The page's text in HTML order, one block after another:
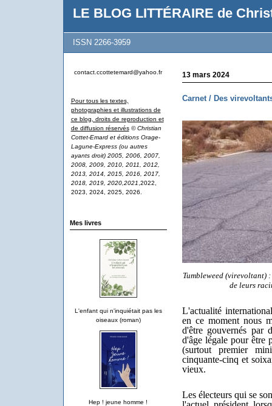
LE BLOG LITTÉRAIRE de
ISSN 2266-3959
contact.ccottetemard@yahoo.fr
Pour tous les textes,
photographies et illustrations de
ce blog, droits de reproduction et
de diffusion réservés © Christian
Cottet-Emard et éditions Orage-
Lagune-Express (ou autres
ayants droit) 2005, 2006, 2007,
2008, 2009, 2010, 2011, 2012,
2013, 2014, 2015, 2016, 2017,
2018, 2019, 2020,2021 ,2022,
2023, 2024, 2025, 2026.
Mes livres
L'enfant qui n'inquiétait pas les
oiseaux (roman)
Hep ! jeune homme !
13 mars 2024
Carnet / Des
Tumbleweed (virevoltant) :
de leurs
L'actualité
en ce moment nous
d'être gouvernés par
d'âge légale pour être
(surtout premier
cinquante-cinq et
vieux.
Les électeurs qui se